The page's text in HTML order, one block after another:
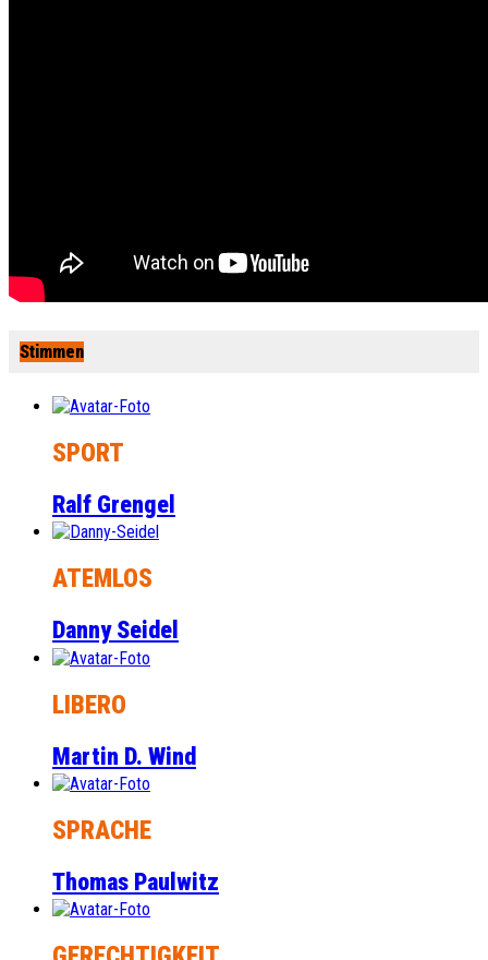
Stimmen
SPORT
Ralf Grengel
ATEMLOS
Danny Seidel
LIBERO
Martin D. Wind
SPRACHE
Thomas Paulwitz